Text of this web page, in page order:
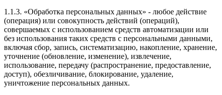
1.1.3. «Обработка персональных данных» - любое действие
(операция) или совокупность действий (операций),
совершаемых с использованием средств автоматизации или
без использования таких средств с персональными данными,
включая сбор, запись, систематизацию, накопление, хранение,
уточнение (обновление, изменение), извлечение,
использование, передачу (распространение, предоставление,
доступ), обезличивание, блокирование, удаление,
уничтожение персональных данных.